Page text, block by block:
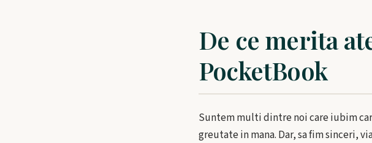
De ce merita
PocketBook
Suntem multi dintre noi care iubim
greutate in mana. Dar, sa fim sinceri,